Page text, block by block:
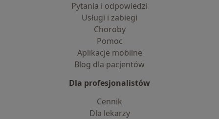
Pytania i odpowiedzi
Usługi i zabiegi
Choroby
Pomoc
Aplikacje mobilne
Blog dla pacjentów
Dla profesjonalistów
Cennik
Dla lekarzy